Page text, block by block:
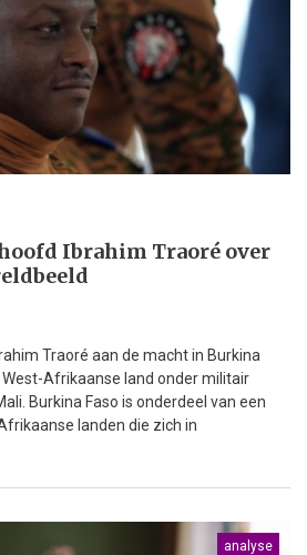
Ibrahim Traoré over
Traoré aan de macht in Burkina
Afrikaanse land onder militair
Burkina Faso is onderdeel van een
landen die zich in
analyse